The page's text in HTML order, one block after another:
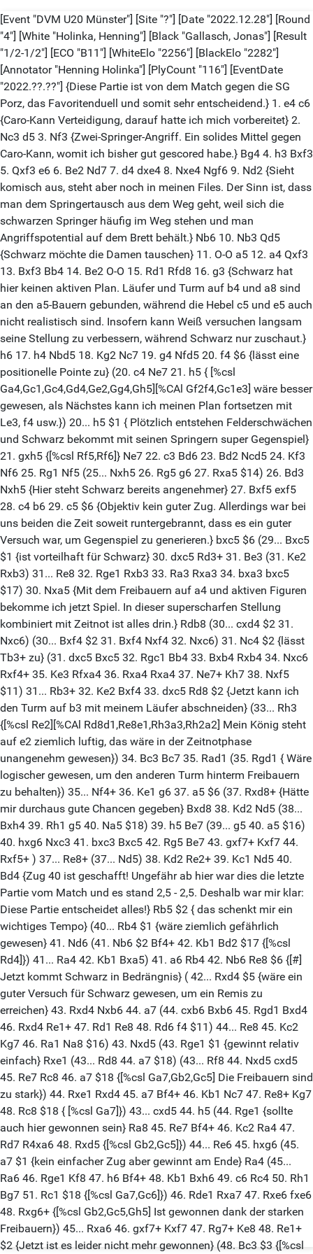
[Event "DVM U20 Münster"] [Site "?"] [Date "2022.12.28"] [Round
"4"] [White "Holinka, Henning"] [Black "Gallasch, Jonas"] [Result
"1/2-1/2"] [ECO "B11"] [WhiteElo "2256"] [BlackElo "2282"]
[Annotator "Henning Holinka"] [PlyCount "116"] [EventDate
"2022.??.??"] {Diese Partie ist von dem Match gegen die SG
Porz, das Favoritenduell und somit sehr entscheidend.} 1. e4 c6
{Caro-Kann Verteidigung, darauf hatte ich mich vorbereitet} 2.
Nc3 d5 3. Nf3 {Zwei-Springer-Angriff. Ein solides Mittel gegen
Caro-Kann, womit ich bisher gut gescored habe.} Bg4 4. h3 Bxf3
5. Qxf3 e6 6. Be2 Nd7 7. d4 dxe4 8. Nxe4 Ngf6 9. Nd2 {Sieht
komisch aus, steht aber noch in meinen Files. Der Sinn ist, dass
man dem Springertausch aus dem Weg geht, weil sich die
schwarzen Springer häufig im Weg stehen und man
Angriffspotential auf dem Brett behält.} Nb6 10. Nb3 Qd5
{Schwarz möchte die Damen tauschen} 11. O-O a5 12. a4 Qxf3
13. Bxf3 Bb4 14. Be2 O-O 15. Rd1 Rfd8 16. g3 {Schwarz hat
hier keinen aktiven Plan. Läufer und Turm auf b4 und a8 sind
an den a5-Bauern gebunden, während die Hebel c5 und e5 auch
nicht realistisch sind. Insofern kann Weiß versuchen langsam
seine Stellung zu verbessern, während Schwarz nur zuschaut.}
h6 17. h4 Nbd5 18. Kg2 Nc7 19. g4 Nfd5 20. f4 $6 {lässt eine
positionelle Pointe zu} (20. c4 Ne7 21. h5 { [%csl
Ga4,Gc1,Gc4,Gd4,Ge2,Gg4,Gh5][%CAl Gf2f4,Gc1e3] wäre besser
gewesen, als Nächstes kann ich meinen Plan fortsetzen mit
Le3, f4 usw.}) 20... h5 $1 { Plötzlich entstehen Felderschwächen
und Schwarz bekommt mit seinen Springern super Gegenspiel}
21. gxh5 {[%csl Rf5,Rf6]} Ne7 22. c3 Bd6 23. Bd2 Ncd5 24. Kf3
Nf6 25. Rg1 Nf5 (25... Nxh5 26. Rg5 g6 27. Rxa5 $14) 26. Bd3
Nxh5 {Hier steht Schwarz bereits angenehmer} 27. Bxf5 exf5
28. c4 b6 29. c5 $6 {Objektiv kein guter Zug. Allerdings war bei
uns beiden die Zeit soweit runtergebrannt, dass es ein guter
Versuch war, um Gegenspiel zu generieren.} bxc5 $6 (29... Bxc5
$1 {ist vorteilhaft für Schwarz} 30. dxc5 Rd3+ 31. Be3 (31. Ke2
Rxb3) 31... Re8 32. Rge1 Rxb3 33. Ra3 Rxa3 34. bxa3 bxc5
$17) 30. Nxa5 {Mit dem Freibauern auf a4 und aktiven Figuren
bekomme ich jetzt Spiel. In dieser superscharfen Stellung
kombiniert mit Zeitnot ist alles drin.} Rdb8 (30... cxd4 $2 31.
Nxc6) (30... Bxf4 $2 31. Bxf4 Nxf4 32. Nxc6) 31. Nc4 $2 {lässt
Tb3+ zu} (31. dxc5 Bxc5 32. Rgc1 Bb4 33. Bxb4 Rxb4 34. Nxc6
Rxf4+ 35. Ke3 Rfxa4 36. Rxa4 Rxa4 37. Ne7+ Kh7 38. Nxf5
$11) 31... Rb3+ 32. Ke2 Bxf4 33. dxc5 Rd8 $2 {Jetzt kann ich
den Turm auf b3 mit meinem Läufer abschneiden} (33... Rh3
{[%csl Re2][%CAl Rd8d1,Re8e1,Rh3a3,Rh2a2] Mein König steht
auf e2 ziemlich luftig, das wäre in der Zeitnotphase
unangenehm gewesen}) 34. Bc3 Bc7 35. Rad1 (35. Rgd1 { Wäre
logischer gewesen, um den anderen Turm hinterm Freibauern
zu behalten}) 35... Nf4+ 36. Ke1 g6 37. a5 $6 (37. Rxd8+ {Hätte
mir durchaus gute Chancen gegeben} Bxd8 38. Kd2 Nd5 (38...
Bxh4 39. Rh1 g5 40. Na5 $18) 39. h5 Be7 (39... g5 40. a5 $16)
40. hxg6 Nxc3 41. bxc3 Bxc5 42. Rg5 Be7 43. gxf7+ Kxf7 44.
Rxf5+ ) 37... Re8+ (37... Nd5) 38. Kd2 Re2+ 39. Kc1 Nd5 40.
Bd4 {Zug 40 ist geschafft! Ungefähr ab hier war dies die letzte
Partie vom Match und es stand 2,5 - 2,5. Deshalb war mir klar:
Diese Partie entscheidet alles!} Rb5 $2 { das schenkt mir ein
wichtiges Tempo} (40... Rb4 $1 {wäre ziemlich gefährlich
gewesen} 41. Nd6 (41. Nb6 $2 Bf4+ 42. Kb1 Bd2 $17 {[%csl
Rd4]}) 41... Ra4 42. Kb1 Bxa5) 41. a6 Rb4 42. Nb6 Re8 $6 {[#]
Jetzt kommt Schwarz in Bedrängnis} ( 42... Rxd4 $5 {wäre ein
guter Versuch für Schwarz gewesen, um ein Remis zu
erreichen} 43. Rxd4 Nxb6 44. a7 (44. cxb6 Bxb6 45. Rgd1 Bxd4
46. Rxd4 Re1+ 47. Rd1 Re8 48. Rd6 f4 $11) 44... Re8 45. Kc2
Kg7 46. Ra1 Na8 $16) 43. Nxd5 (43. Rge1 $1 {gewinnt relativ
einfach} Rxe1 (43... Rd8 44. a7 $18) (43... Rf8 44. Nxd5 cxd5
45. Re7 Rc8 46. a7 $18 {[%csl Ga7,Gb2,Gc5] Die Freibauern sind
zu stark}) 44. Rxe1 Rxd4 45. a7 Bf4+ 46. Kb1 Nc7 47. Re8+ Kg7
48. Rc8 $18 { [%csl Ga7]}) 43... cxd5 44. h5 (44. Rge1 {sollte
auch hier gewonnen sein} Ra8 45. Re7 Bf4+ 46. Kc2 Ra4 47.
Rd7 R4xa6 48. Rxd5 {[%csl Gb2,Gc5]}) 44... Re6 45. hxg6 (45.
a7 $1 {kein einfacher Zug aber gewinnt am Ende} Ra4 (45...
Ra6 46. Rge1 Kf8 47. h6 Bf4+ 48. Kb1 Bxh6 49. c6 Rc4 50. Rh1
Bg7 51. Rc1 $18 {[%csl Ga7,Gc6]}) 46. Rde1 Rxa7 47. Rxe6 fxe6
48. Rxg6+ {[%csl Gb2,Gc5,Gh5] Ist gewonnen dank der starken
Freibauern}) 45... Rxa6 46. gxf7+ Kxf7 47. Rg7+ Ke8 48. Re1+
$2 {Jetzt ist es leider nicht mehr gewonnen} (48. Bc3 $3 {[%csl